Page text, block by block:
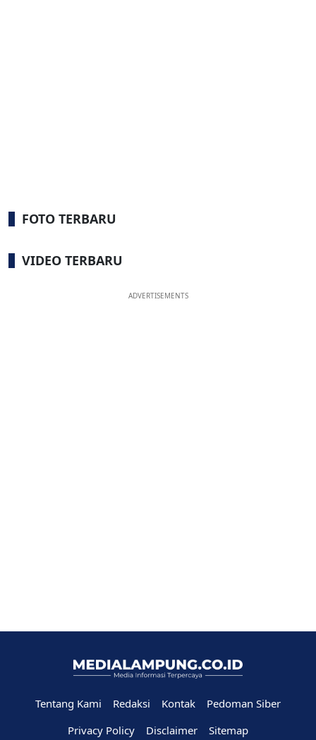
FOTO TERBARU
VIDEO TERBARU
ADVERTISEMENTS
Tentang Kami Redaksi Kontak
Pedoman Siber
Privacy Policy
Disclaimer Sitemap